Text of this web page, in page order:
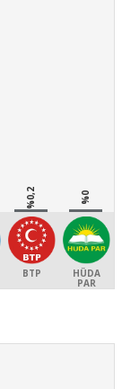
%0,2
BTP
%0
HÜDA
PAR